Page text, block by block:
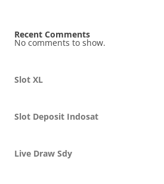
Recent Comments
No comments to show.
Slot XL
Slot Deposit Indosat
Live Draw Sdy